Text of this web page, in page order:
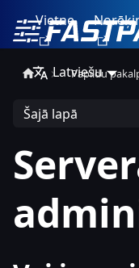
Vietne
Latviešu
Papildu
Šajā lapā